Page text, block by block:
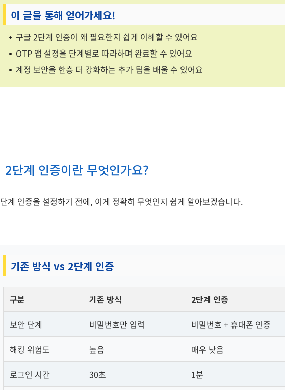
이 글을 통해 얻어가세요!
구글 2단계 인증이 왜 필요한지 쉽게 이해할 수 있어요
OTP 앱 설정을 단계별로 따라하며 완료할 수 있어요
계정 보안을 한층 더 강화하는 추가 팁을 배울 수 있어요
2단계 인증이란 무엇인가요?
계 인증을 설정하기 전에, 이게 정확히 무엇인지 쉽게 알아보겠습니다.
기존 방식 vs 2단계 인증
구분 기존 방식 2단계 인증
보안 단계 비밀번호만 입력 비밀번호 + 휴대폰 인증
해킹 위험도 높음 매우 낮음
로그인 시간 30초 1분